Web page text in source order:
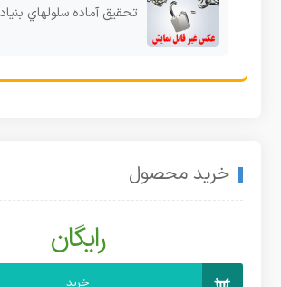
تحقیق آماده سلولهاي بنیادي
خرید محصول
رایگان
خرید